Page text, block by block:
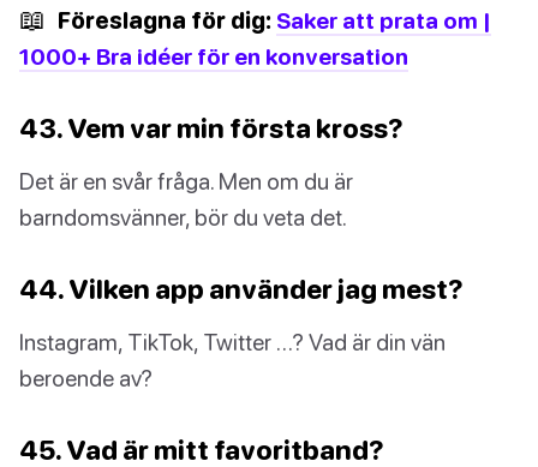
📖 Föreslagna för dig: Saker att prata om |
1000+ Bra idéer för en konversation
43. Vem var min första kross?
Det är en svår fråga. Men om du är
barndomsvänner, bör du veta det.
44. Vilken app använder jag mest?
Instagram, TikTok, Twitter …? Vad är din vän
beroende av?
45. Vad är mitt favoritband?